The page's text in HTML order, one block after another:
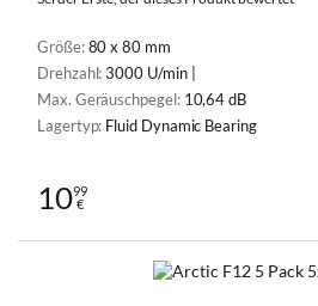
Größe:80 x 80 mm
Drehzahl:3000 U/min |
Max. Geräuschpegel: 10,64 dB
Lagertyp: Fluid Dynamic Bearing
1099
€